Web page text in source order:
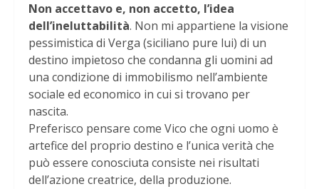
Non accettavo e, non accetto, l’idea
dell’ineluttabilità. Non mi appartiene la visione
pessimistica di Verga (siciliano pure lui) di un
destino impietoso che condanna gli uomini ad
una condizione di immobilismo nell’ambiente
sociale ed economico in cui si trovano per
nascita.
Preferisco pensare come Vico che ogni uomo è
artefice del proprio destino e l’unica verità che
può essere conosciuta consiste nei risultati
dell’azione creatrice, della produzione.